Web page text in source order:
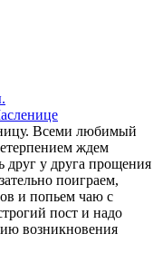
Всеми любимый
ждем
друг у друга прощения
поиграем,
и попьем чаю с
пост и надо
возникновения